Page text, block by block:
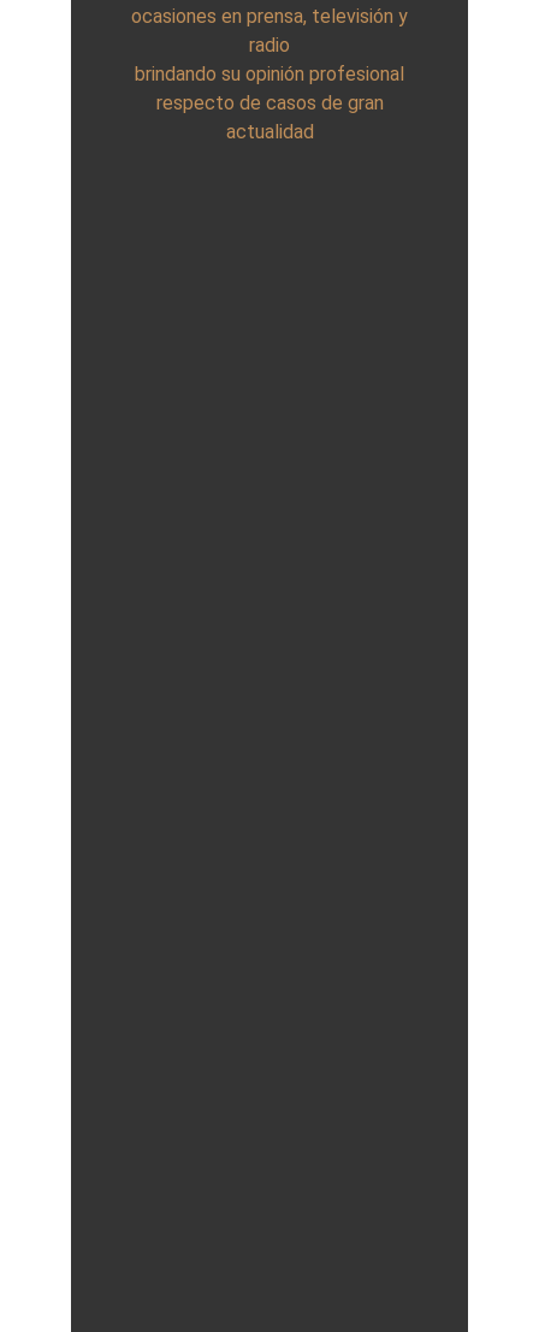
ocasiones en prensa, televisión y
radio
brindando su opinión profesional
respecto de casos de gran
actualidad